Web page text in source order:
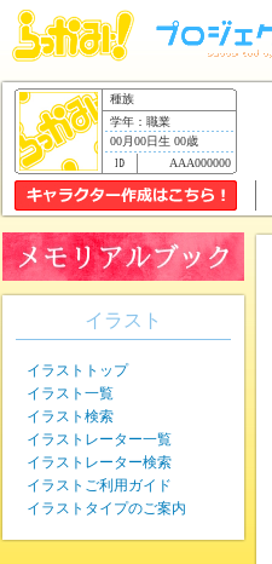
種族
学年：職業
00月00日生 00歳
AAA000000
イラスト
イラストトップ
イラスト一覧
イラスト検索
イラストレーター一覧
イラストレーター検索
イラストご利用ガイド
イラストタイプのご案内